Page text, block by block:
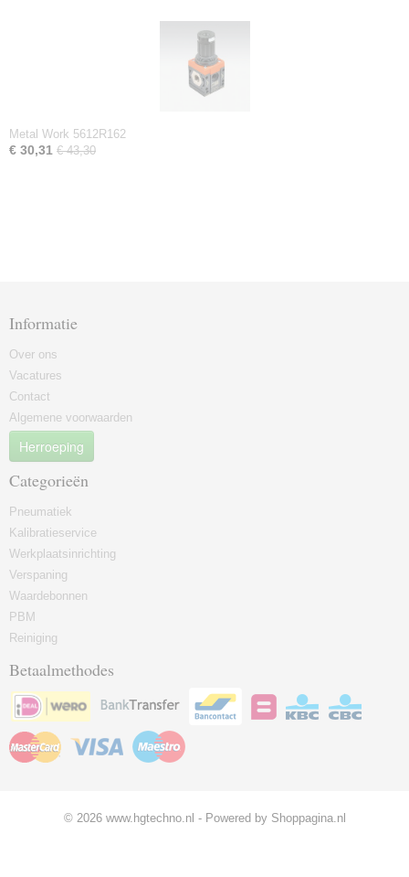
Metal Work 5612R162
€ 30,31 € 43,30
Informatie
Over ons
Vacatures
Contact
Algemene voorwaarden
Herroeping
Categorieën
Pneumatiek
Kalibratieservice
Werkplaatsinrichting
Verspaning
Waardebonnen
PBM
Reiniging
Betaalmethodes
© 2026 www.hgtechno.nl - Powered by Shoppagina.nl